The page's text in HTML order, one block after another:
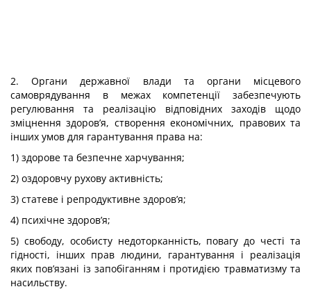
2. Органи державної влади та органи місцевого
самоврядування в межах компетенції забезпечують
регулювання та реалізацію відповідних заходів щодо
зміцнення здоров’я, створення економічних, правових та
інших умов для гарантування права на:
1) здорове та безпечне харчування;
2) оздоровчу рухову активність;
3) статеве і репродуктивне здоров’я;
4) психічне здоров’я;
5) свободу, особисту недоторканність, повагу до честі та
гідності, інших прав людини, гарантування і реалізація
яких пов’язані із запобіганням і протидією травматизму та
насильству.